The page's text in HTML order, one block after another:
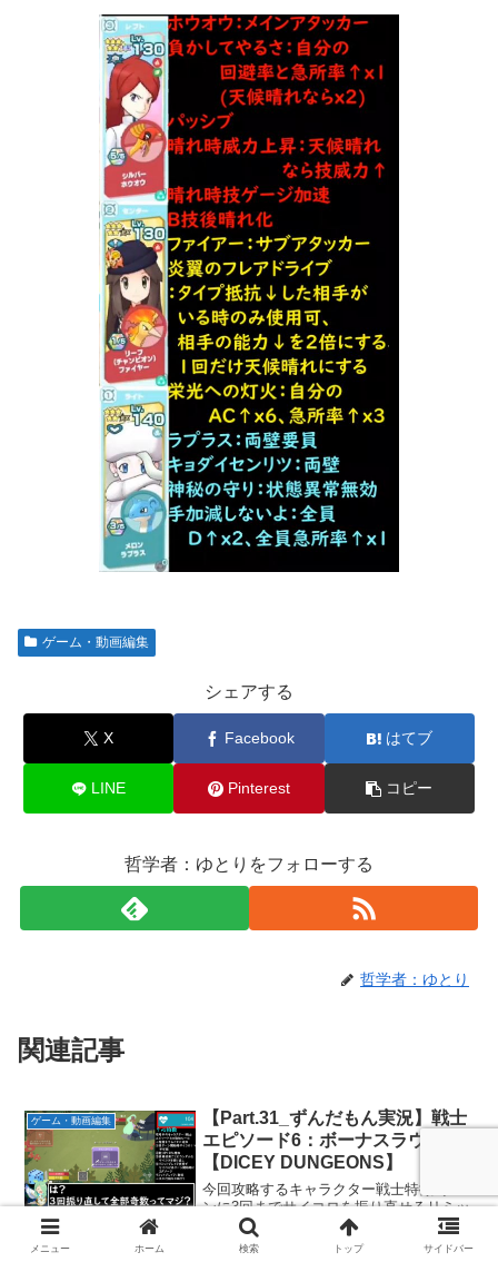
ゲーム・動画編集
シェアする
X Facebook はてブ
LINE Pinterest コピー
哲学者：ゆとりをフォローする
哲学者：ゆとり
関連記事
ゲーム・動画編集
【Part.31_ずんだもん実況】戦士
エピソード6：ボーナスラウンド
【DICEY DUNGEONS】
今回攻略するキャラクター戦士特徴1ター
ンに3回までサイコロを振り直せるリミッ
トブレイク激怒：次の行動を2回行う。エ
ピソード6：ボーナスラウンドこのエピソ
メニュー ホーム 検索 トップ サイドバー